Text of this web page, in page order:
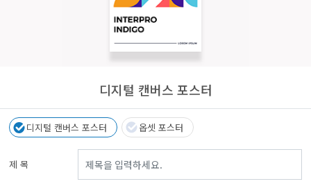
디지털 캔버스 포스터
디지털 캔버스 포스터 옵셋 포스터
제 목